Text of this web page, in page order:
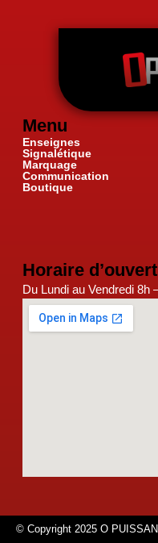
Menu
Enseignes
Signalétique
Marquage
Communication
Boutique
Horaire
Du Lundi au Vendredi 8h
© Copyright 2025 O